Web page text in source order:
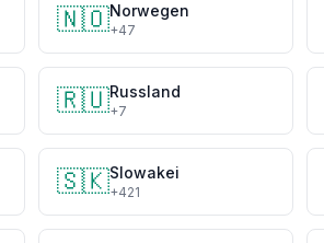
🇳🇴Norwegen
+47
🇷🇺Russland
+7
🇸🇰Slowakei
+421